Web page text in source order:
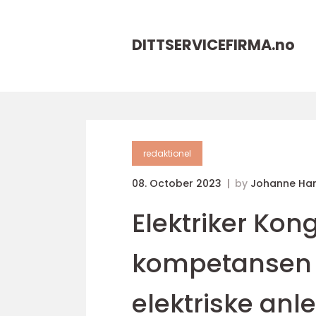
DITTSERVICEFIRMA.no
redaktionel
08. October 2023 by Johanne
Elektriker
elektriske